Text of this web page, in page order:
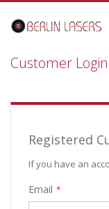
to
Content
Customer Login
Registered
If you have an
Email